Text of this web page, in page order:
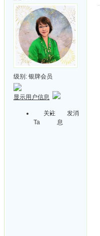
级别: 银牌会员
显示用户信息
关注
Ta
发消
息